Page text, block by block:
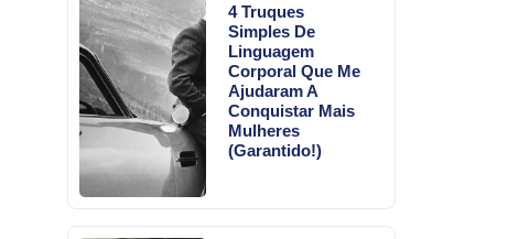
4 Truques
Simples De
Linguagem
Corporal Que Me
Ajudaram A
Conquistar Mais
Mulheres
(Garantido!)